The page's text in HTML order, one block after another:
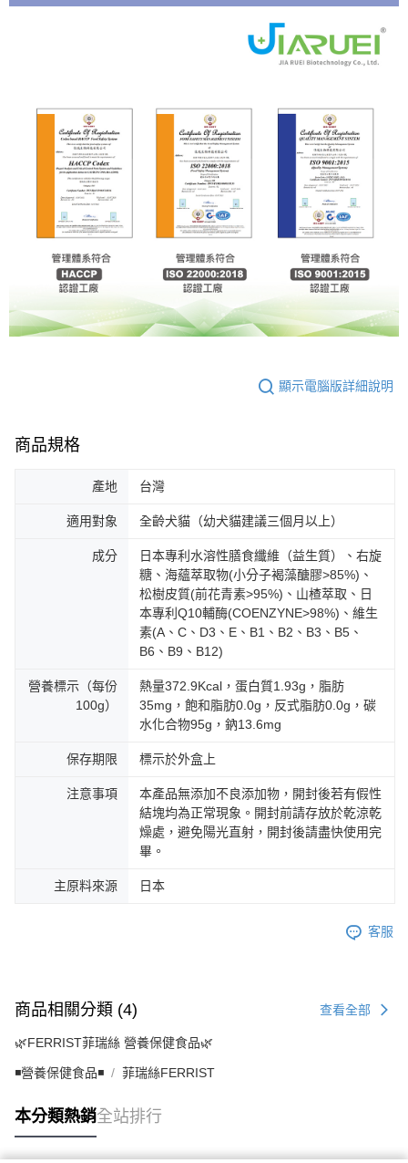
顯示電腦版詳細說明
商品規格
產地 台灣
適用對象 全齡犬貓（幼犬貓建議三個月以上）
成分
日本專利水溶性膳食纖維（益生質）、右旋
糖、海蘊萃取物(小分子褐藻醣膠>85%)、
松樹皮質(前花青素>95%)、山楂萃取、日
本專利Q10輔酶(COENZYNE>98%)、維生
素(A、C、D3、E、B1、B2、B3、B5、
B6、B9、B12)
營養標示（每份
100g）
熱量372.9Kcal，蛋白質1.93g，脂肪
35mg，飽和脂肪0.0g，反式脂肪0.0g，碳
水化合物95g，鈉13.6mg
保存期限 標示於外盒上
注意事項
本產品無添加不良添加物，開封後若有假性
結塊均為正常現象。開封前請存放於乾涼乾
燥處，避免陽光直射，開封後請盡快使用完
畢。
主原料來源 日本
客服
商品相關分類 (4) 查看全部
🌿FERRIST菲瑞絲 營養保健食品🌿
◾營養保健食品◾ 菲瑞絲FERRIST
本分類熱銷全站排行